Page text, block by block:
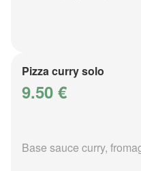
Pizza curry solo
9.50 €
Base sauce curry,